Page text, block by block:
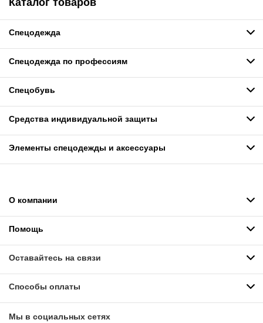
Спецодежда
Спецодежда по профессиям
Спецобувь
Средства индивидуальной защиты
Элементы спецодежды и аксессуары
О компании
Помощь
Оставайтесь на связи
Способы оплаты
Мы в социальных сетях